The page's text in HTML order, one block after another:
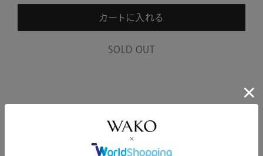
カートに入れる
SOLD OUT